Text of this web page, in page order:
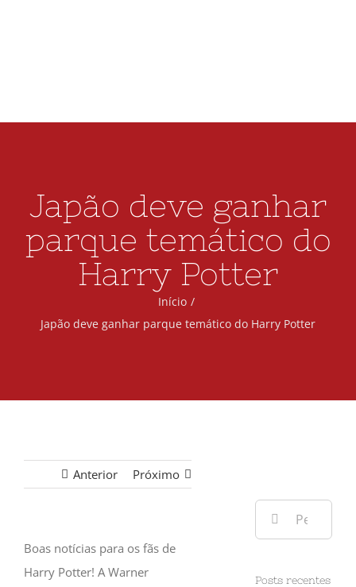
Japão deve ganhar
parque temático do
Harry Potter
Início
Japão deve ganhar parque temático do Harry Potter
Anterior Próximo
Boas notícias para os fãs de
Harry Potter! A Warner
Buscar
resultados
Posts recentes